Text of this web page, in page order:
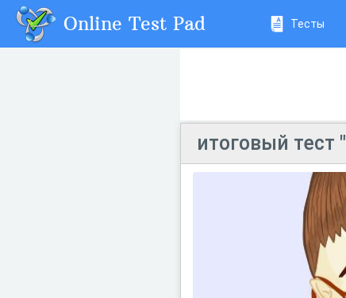
Online Test Pad Тесты
итоговый тест